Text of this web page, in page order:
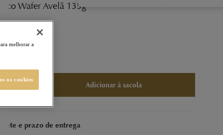
Wafer Avelã 135g
Adicionar à sacola
frete e prazo de entrega
melhorar a
os cookies